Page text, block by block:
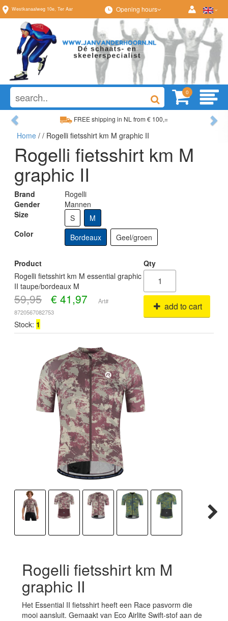
Westkanaalweg 10e, Ter Aar Opening hours
0
FREE shipping in NL from € 100,=
Wide range, always something to your liking
Previous
Home / / Rogelli fietsshirt km M graphic II
Rogelli fietsshirt km M
graphic II
Brand
Rogelli
Gender
Mannen
Size
S
M
Color
Bordeaux Geel/groen
Product
Qty
Rogelli fietsshirt km M essential graphic
II taupe/bordeaux M
59,95 € 41,97
Art#
8720567082753
add to cart
Stock: 1
Rogelli fietsshirt km M
graphic II
Het Essential II fietsshirt heeft een Race pasvorm die
mooi aansluit. Gemaakt van Eco Airlite Swift-stof aan de